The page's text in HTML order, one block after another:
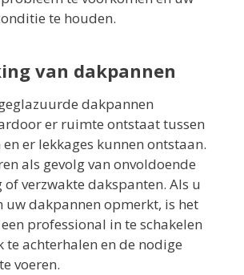
te houden.
van dakpannen
dakpannen
er ruimte ontstaat tussen
er lekkages kunnen ontstaan.
als gevolg van onvoldoende
verzwakte dakspanten. Als u
uw dakpannen opmerkt, is het
professional in te schakelen
te achterhalen en de nodige
voeren.